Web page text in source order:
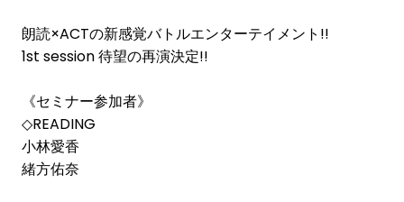
朗読×ACTの新感覚バトルエンターテイメント!!
1st session 待望の再演決定!!
《セミナー参加者》
◇READING
小林愛香
緒方佑奈